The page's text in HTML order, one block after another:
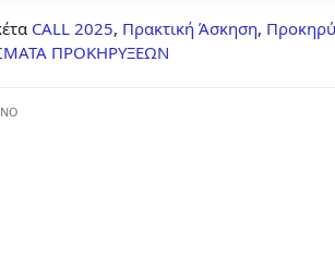
CALL 2025, Πρακτική Άσκηση,
ΠΡΟΚΗΡΥΞΕΩΝ